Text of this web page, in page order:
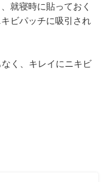
就寝時に貼っておく
ビパッチに吸引され
く、キレイにニキビ